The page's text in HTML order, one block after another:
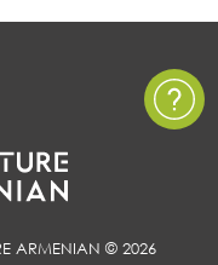
ARMENIAN © 2026